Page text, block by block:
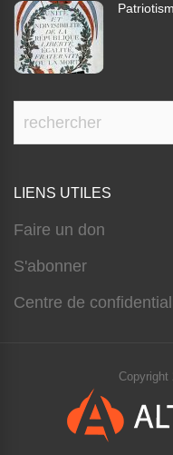
LIENS UTILES
Faire un don
S'abonner
Centre de
Copyright